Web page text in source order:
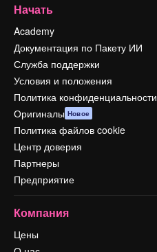
Начать
Academy
Документация по Пакету ИИ
Служба поддержки
Условия и положения
Политика конфиденциальности
Оригиналы Новое
Политика файлов cookie
Центр доверия
Партнеры
Предприятие
Компания
Цены